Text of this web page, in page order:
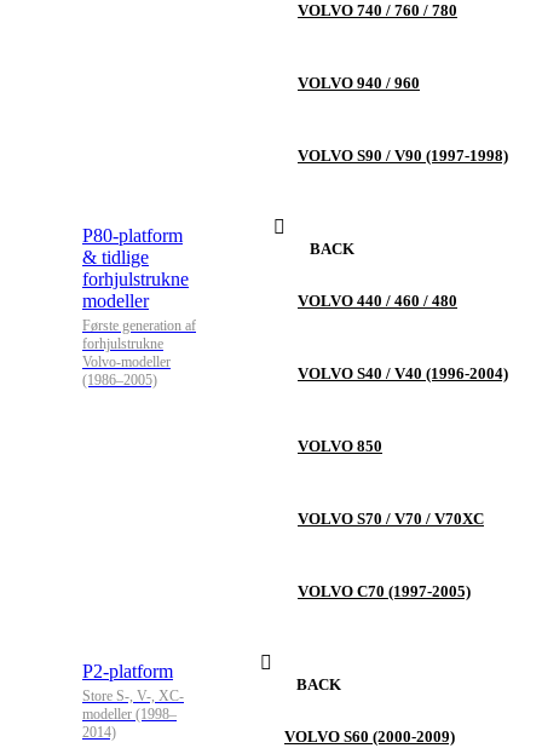
VOLVO 740 / 760 / 780
VOLVO 940 / 960
VOLVO S90 / V90 (1997-1998)
P80-platform
& tidlige
forhjulstrukne
modeller
Første generation af
forhjulstrukne
Volvo-modeller
(1986–2005)
BACK
VOLVO 440 / 460 / 480
VOLVO S40 / V40 (1996-2004)
VOLVO 850
VOLVO S70 / V70 / V70XC
VOLVO C70 (1997-2005)
P2-platform
Store S-, V-, XC-
modeller (1998–
2014)
BACK
VOLVO S60 (2000-2009)